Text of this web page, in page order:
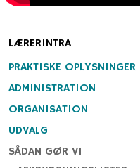
LÆRERINTRA
PRAKTISKE OPLYSNINGER
ADMINISTRATION
ORGANISATION
UDVALG
SÅDAN GØR VI